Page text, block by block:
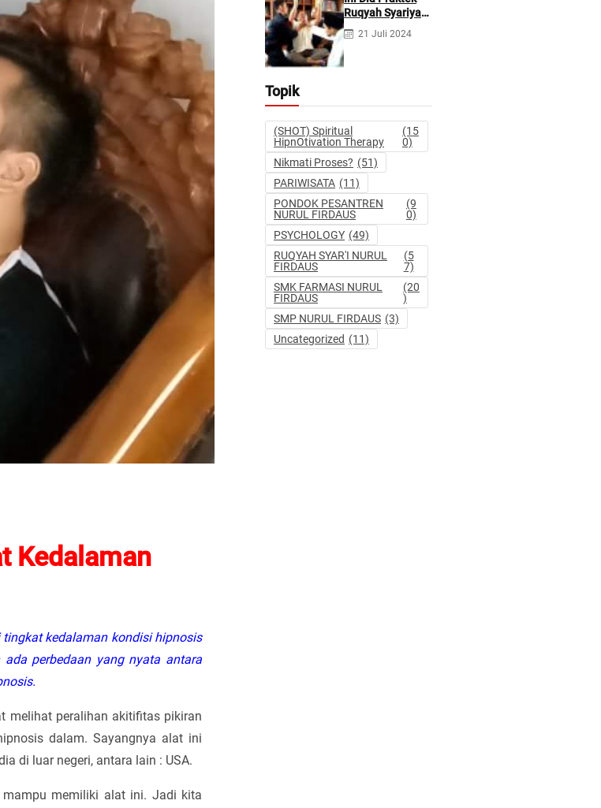
Kedalaman
kedalaman kondisi hipnosis
perbedaan yang nyata antara
melihat peralihan akitifitas pikiran
dalam. Sayangnya alat ini
di luar negeri, antara lain : USA.
memiliki alat ini. Jadi kita
Pidana dan
Perdata
Ruqyah Syariyah
dan Ruqyah
Syetan Menurut
21 Juli 2024
Topik
(SHOT) Spiritual
HipnOtivation Therapy
(15
0)
Nikmati Proses? (51)
PARIWISATA (11)
PONDOK PESANTREN
NURUL FIRDAUS
(9
0)
PSYCHOLOGY (49)
RUQYAH SYAR'I NURUL
FIRDAUS
(5
7)
SMK FARMASI NURUL
FIRDAUS
(20
)
SMP NURUL FIRDAUS (3)
Uncategorized (11)